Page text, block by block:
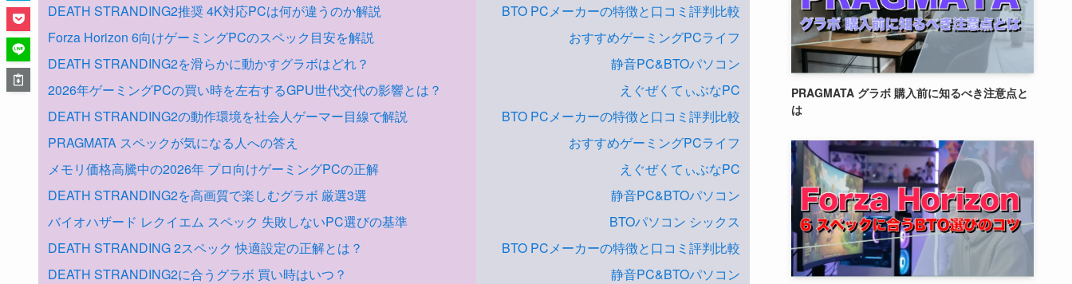
DEATH STRANDING2推奨 4K対応PCは何が違うのか解説
BTO PCメーカーの特徴と口コミ評判比較
Forza Horizon 6向けゲーミングPCのスペック目安を解説
おすすめゲーミングPCライフ
DEATH STRANDING2を滑らかに動かすグラボはどれ？
静音PC&BTOパソコン
2026年ゲーミングPCの買い時を左右するGPU世代交代の影響とは？
えぐぜくてぃぶなPC
DEATH STRANDING2の動作環境を社会人ゲーマー目線で解説
BTO PCメーカーの特徴と口コミ評判比較
PRAGMATA スペックが気になる人への答え
おすすめゲーミングPCライフ
メモリ価格高騰中の2026年 プロ向けゲーミングPCの正解
えぐぜくてぃぶなPC
DEATH STRANDING2を高画質で楽しむグラボ 厳選3選
静音PC&BTOパソコン
バイオハザード レクイエム スペック 失敗しないPC選びの基準
BTOパソコン シックス
DEATH STRANDING 2スペック 快適設定の正解とは？
BTO PCメーカーの特徴と口コミ評判比較
DEATH STRANDING2に合うグラボ 買い時はいつ？
静音PC&BTOパソコン
PRAGMATA グラボ 購入前に知るべき注意点と
は